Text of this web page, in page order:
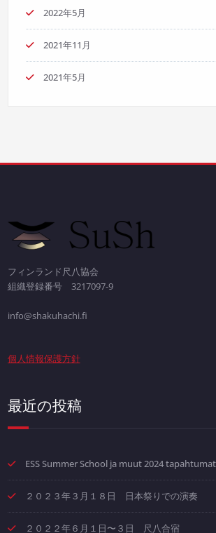
2022年5月
2021年11月
2021年5月
フィンランド尺八協会
組織登録番号 3217097-9
info@shakuhachi.fi
個人情報保護方針
最近の投稿
ESS Summer School ja muut 2024 tapahtumat
２０２３年３月１８日 日本祭りでの演奏
２０２２年６月１日〜３日 尺八合宿